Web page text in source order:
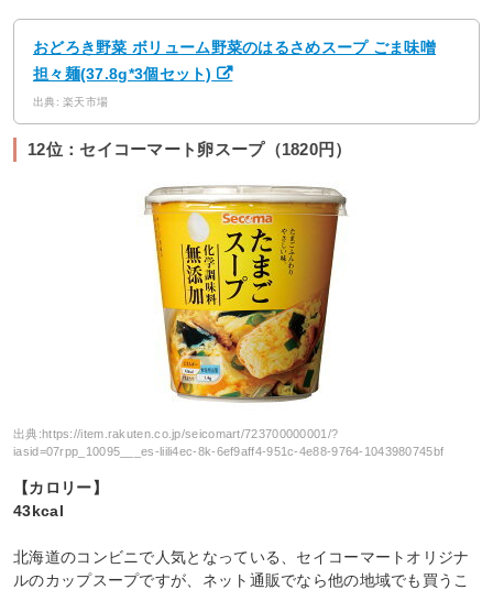
おどろき野菜 ボリューム野菜のはるさめスープ ごま味噌
担々麺(37.8g*3個セット)
出典: 楽天市場
12位：セイコーマート卵スープ（1820円）
出典: https://item.rakuten.co.jp/seicomart/723700000001/?
iasid=07rpp_10095___es-liili4ec-8k-6ef9aff4-951c-4e88-9764-1043980745bf
【カロリー】
43kcal
北海道のコンビニで人気となっている、セイコーマートオリジナ
ルのカップスープですが、ネット通販でなら他の地域でも買うこ